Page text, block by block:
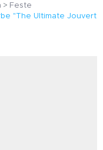
Feste
"The Ultimate Jouvert